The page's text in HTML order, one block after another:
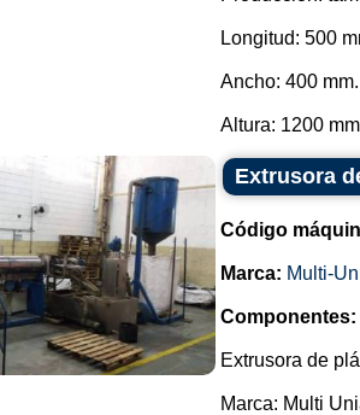
Longitud: 500
Ancho: 400 mm.
Altura: 1200
Extrusora
Código
Marca: Multi-
Componentes:
Extrusora de
Marca: Multi